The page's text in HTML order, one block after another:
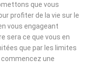
que vous
profiter de la vie sur le
vous engageant
sera ce que vous en
que par les limites
commencez une